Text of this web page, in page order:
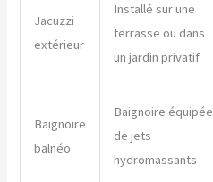
Jacuzzi
extérieur
Installé sur une
terrasse ou dans
un jardin privatif
Baignoire
balnéo
Baignoire équipée
de jets
hydromassants